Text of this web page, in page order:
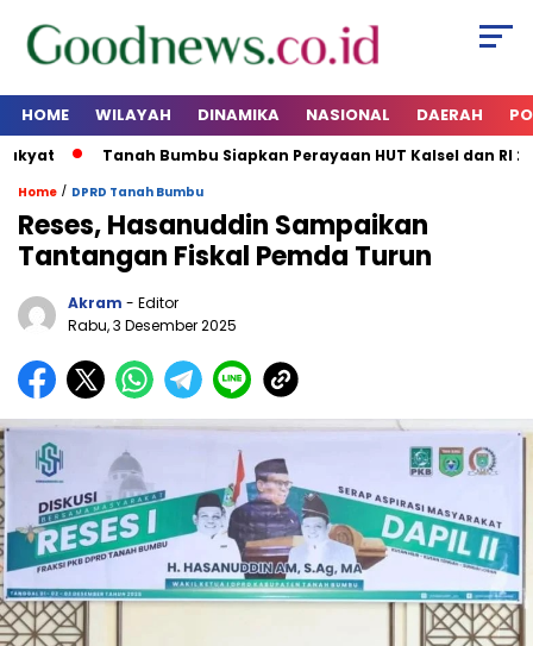
HOME WILAYAH DINAMIKA NASIONAL DAERAH
Tanah Bumbu Siapkan Perayaan HUT Kalsel dan RI 2026
Home / DPRD Tanah Bumbu
Reses, Hasanuddin Sampaikan
Tantangan Fiskal Pemda Turun
Akram - Editor
Rabu, 3 Desember 2025